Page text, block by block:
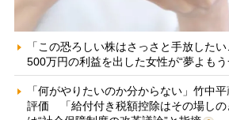
「この恐ろしい株はさっさと手放した
500万円の利益を出した女性が“夢よもう
「何がやりたいのか分からない」竹中
評価 「給付付き税額控除はその場しの